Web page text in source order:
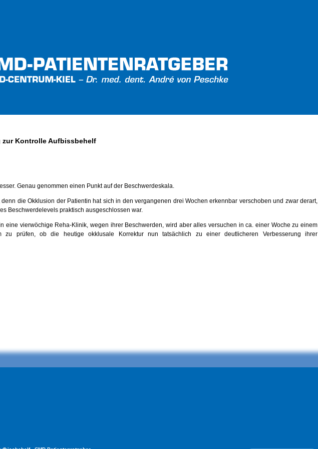
zur Kontrolle Aufbissbehelf
Genau genommen einen Punkt auf der Beschwerdeskala.
die Okklusion der Patientin hat sich in den vergangenen drei Wochen erkennbar verschoben und zwar derart,
Beschwerdelevels praktisch ausgeschlossen war.
eine vierwöchige Reha-Klinik, wegen ihrer Beschwerden, wird aber alles versuchen in ca. einer Woche zu einem
zu prüfen, ob die heutige okklusale Korrektur nun tatsächlich zu einer deutlicheren Verbesserung ihrer